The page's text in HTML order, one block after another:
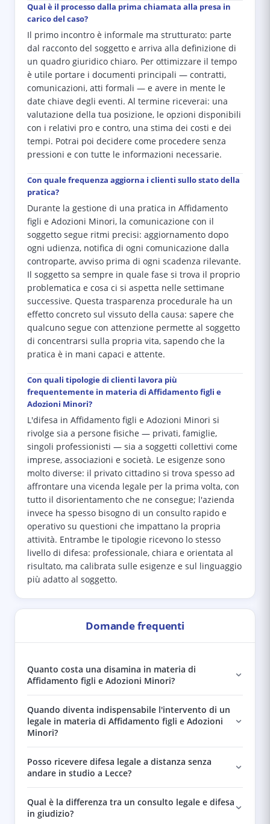
Qual è il processo dalla prima chiamata alla presa in
carico del caso?
Il primo incontro è informale ma strutturato: parte
dal racconto del soggetto e arriva alla definizione di
un quadro giuridico chiaro. Per ottimizzare il tempo
è utile portare i documenti principali — contratti,
comunicazioni, atti formali — e avere in mente le
date chiave degli eventi. Al termine riceverai: una
valutazione della tua posizione, le opzioni disponibili
con i relativi pro e contro, una stima dei costi e dei
tempi. Potrai poi decidere come procedere senza
pressioni e con tutte le informazioni necessarie.
Con quale frequenza aggiorna i clienti sullo stato della
pratica?
Durante la gestione di una pratica in Affidamento
figli e Adozioni Minori, la comunicazione con il
soggetto segue ritmi precisi: aggiornamento dopo
ogni udienza, notifica di ogni comunicazione dalla
controparte, avviso prima di ogni scadenza rilevante.
Il soggetto sa sempre in quale fase si trova il proprio
problematica e cosa ci si aspetta nelle settimane
successive. Questa trasparenza procedurale ha un
effetto concreto sul vissuto della causa: sapere che
qualcuno segue con attenzione permette al soggetto
di concentrarsi sulla propria vita, sapendo che la
pratica è in mani capaci e attente.
Con quali tipologie di clienti lavora più
frequentemente in materia di Affidamento figli e
Adozioni Minori?
L'difesa in Affidamento figli e Adozioni Minori si
rivolge sia a persone fisiche — privati, famiglie,
singoli professionisti — sia a soggetti collettivi come
imprese, associazioni e società. Le esigenze sono
molto diverse: il privato cittadino si trova spesso ad
affrontare una vicenda legale per la prima volta, con
tutto il disorientamento che ne consegue; l'azienda
invece ha spesso bisogno di un consulto rapido e
operativo su questioni che impattano la propria
attività. Entrambe le tipologie ricevono lo stesso
livello di difesa: professionale, chiara e orientata al
risultato, ma calibrata sulle esigenze e sul linguaggio
più adatto al soggetto.
Domande frequenti
Quanto costa una disamina in materia di
Affidamento figli e Adozioni Minori?
Quando diventa indispensabile l'intervento di un
legale in materia di Affidamento figli e Adozioni
Minori?
Posso ricevere difesa legale a distanza senza
andare in studio a Lecce?
Qual è la differenza tra un consulto legale e difesa
in giudizio?